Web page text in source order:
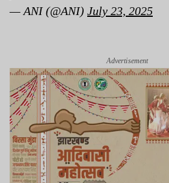
— ANI (@ANI) July 23, 2025
Advertisement